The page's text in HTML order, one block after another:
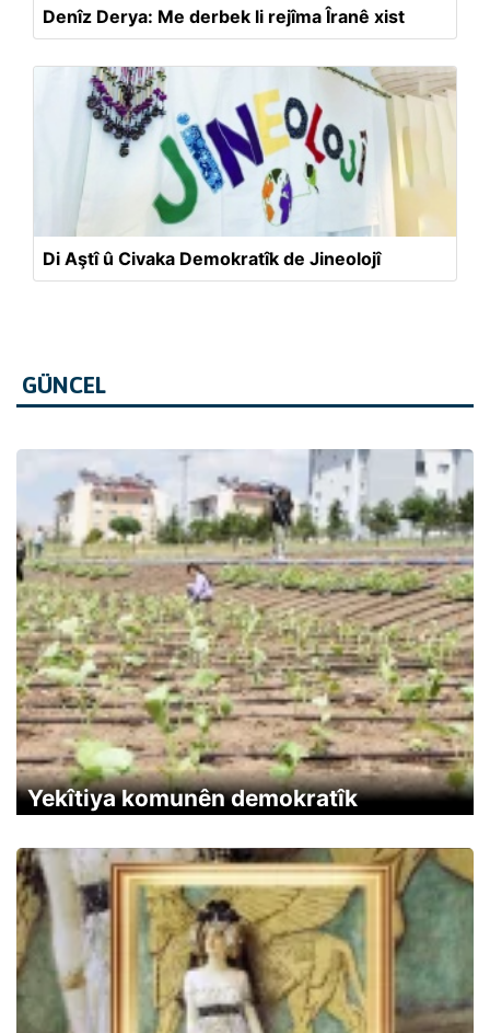
Denîz Derya: Me derbek li rejîma Îranê xist
Di Aştî û Civaka Demokratîk de Jineolojî
GÜNCEL
Yekîtiya komunên demokratîk